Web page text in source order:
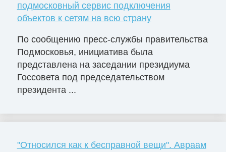
подмосковный сервис подключения
объектов к сетям на всю страну
По сообщению пресс-службы правительства
Подмосковья, инициатива была
представлена на заседании президиума
Госсовета под председательством
президента ...
"Относился как к бесправной вещи". Авраам